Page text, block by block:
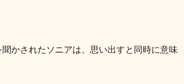
かされたソニアは、思い出すと同時に意味